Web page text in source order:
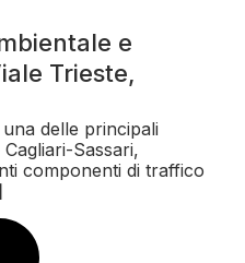
e
Trieste,
delle principali
Sassari,
componenti di traffico